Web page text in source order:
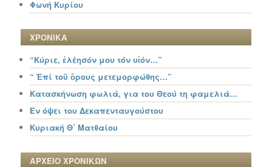
Φωνή Κυρίου
ΧΡΟΝΙΚΑ
“Κύριε, ἐλέησόν μου τόν υἱόν…”
“ Ἐπί τοῦ ὄρους μετεμορφώθης…”
Κατασκήνωση φωλιά, για του Θεού τη φαμελιά…
Εν όψει του Δεκαπενταυγούστου
Κυριακή Θ΄ Ματθαίου
ΑΡΧΕΙΟ ΧΡΟΝΙΚΩΝ